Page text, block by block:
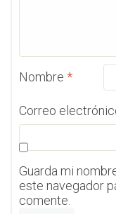
Nombre *
Correo
Guarda mi
este navegador
comente.